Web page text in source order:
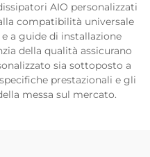
AIO personalizzati
compatibilità universale
a guide di installazione
della qualità assicurano
sia sottoposto a
prestazionali e gli
messa sul mercato.